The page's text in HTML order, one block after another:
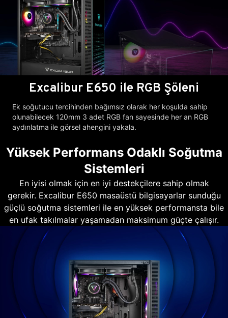
Excalibur E650 ile RGB Şöleni
Ek soğutucu tercihinden bağımsız olarak her koşulda sahip
olunabilecek 120mm 3 adet RGB fan sayesinde her an RGB
aydınlatma ile görsel ahengini yakala.
Yüksek Performans Odaklı Soğutma
Sistemleri
En iyisi olmak için en iyi destekçilere sahip olmak
gerekir. Excalibur E650 masaüstü bilgisayarlar sunduğu
güçlü soğutma sistemleri ile en yüksek performansta bile
en ufak takılmalar yaşamadan maksimum güçte çalışır.